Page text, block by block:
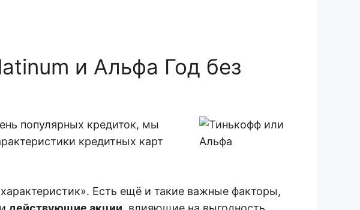
и Альфа Год без
популярных кредиток, мы
кредитных карт
Есть ещё и такие важные факторы,